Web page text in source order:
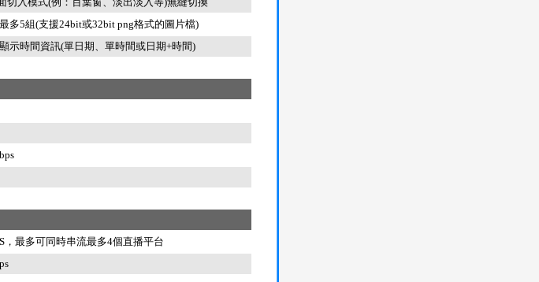
多5組(支援24bit或32bit png格式的圖片檔)
示時間資訊(單日期、單時間或日期+時間)
，最多可同時串流最多4個直播平台